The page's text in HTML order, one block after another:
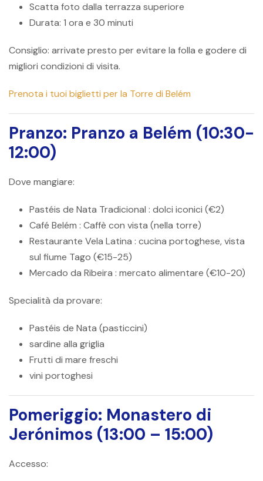
Scatta foto dalla terrazza superiore
Durata: 1 ora e 30 minuti
Consiglio: arrivate presto per evitare la folla e godere di
migliori condizioni di visita.
Prenota i tuoi biglietti per la Torre di Belém
Pranzo: Pranzo a Belém (10:30-
12:00)
Dove mangiare:
Pastéis de Nata Tradicional : dolci iconici (€2)
Café Belém : Caffè con vista (nella torre)
Restaurante Vela Latina : cucina portoghese, vista
sul fiume Tago (€15-25)
Mercado da Ribeira : mercato alimentare (€10-20)
Specialità da provare:
Pastéis de Nata (pasticcini)
sardine alla griglia
Frutti di mare freschi
vini portoghesi
Pomeriggio: Monastero di
Jerónimos (13:00 – 15:00)
Accesso: